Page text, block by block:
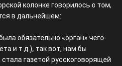
колонке говорилось о том,
в дальнейшем:
обязательно «орган» чего-
и т.д.), так вот, нам бы
газетой русскоговорящей